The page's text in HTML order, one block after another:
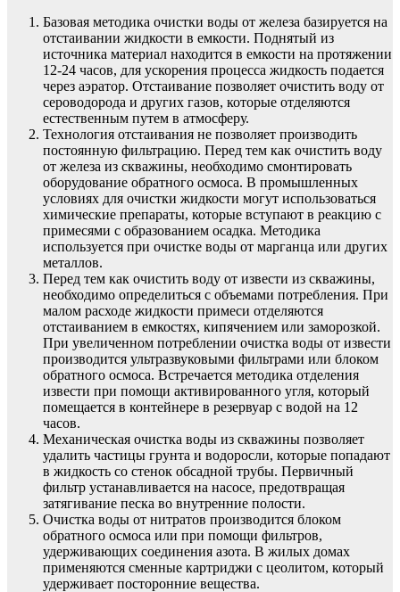
Базовая методика очистки воды от железа базируется на
отстаивании жидкости в емкости. Поднятый из
источника материал находится в емкости на протяжении
12-24 часов, для ускорения процесса жидкость подается
через аэратор. Отстаивание позволяет очистить воду от
сероводорода и других газов, которые отделяются
естественным путем в атмосферу.
Технология отстаивания не позволяет производить
постоянную фильтрацию. Перед тем как очистить воду
от железа из скважины, необходимо смонтировать
оборудование обратного осмоса. В промышленных
условиях для очистки жидкости могут использоваться
химические препараты, которые вступают в реакцию с
примесями с образованием осадка. Методика
используется при очистке воды от марганца или других
металлов.
Перед тем как очистить воду от извести из скважины,
необходимо определиться с объемами потребления. При
малом расходе жидкости примеси отделяются
отстаиванием в емкостях, кипячением или заморозкой.
При увеличенном потреблении очистка воды от извести
производится ультразвуковыми фильтрами или блоком
обратного осмоса. Встречается методика отделения
извести при помощи активированного угля, который
помещается в контейнере в резервуар с водой на 12
часов.
Механическая очистка воды из скважины позволяет
удалить частицы грунта и водоросли, которые попадают
в жидкость со стенок обсадной трубы. Первичный
фильтр устанавливается на насосе, предотвращая
затягивание песка во внутренние полости.
Очистка воды от нитратов производится блоком
обратного осмоса или при помощи фильтров,
удерживающих соединения азота. В жилых домах
применяются сменные картриджи с цеолитом, который
удерживает посторонние вещества.